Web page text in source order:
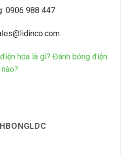
0906 988 447
hóa là gì? Đánh bóng điện